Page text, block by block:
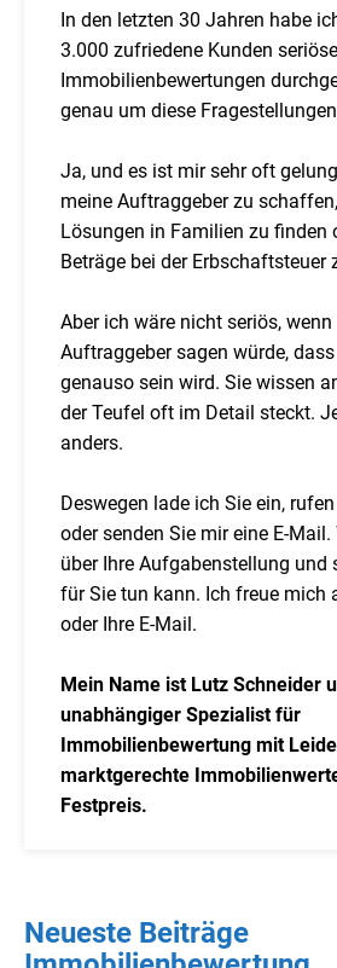
In den letzten 30 Jahren habe
3.000 zufriedene Kunden seriöse
Immobilienbewertungen
genau um diese
Ja, und es ist mir sehr oft
meine Auftraggeber zu
Lösungen in Familien zu finden
Beträge bei der Erbschaftsteuer
Aber ich wäre nicht seriös,
Auftraggeber sagen würde,
genauso sein wird. Sie wissen
der Teufel oft im Detail steckt.
anders.
Deswegen lade ich Sie ein,
oder senden Sie mir eine E-Mail.
über Ihre Aufgabenstellung und
für Sie tun kann. Ich freue mich
oder Ihre E-Mail.
Mein Name ist Lutz Schneider
unabhängiger Spezialist für
Immobilienbewertung mit
marktgerechte
Festpreis.
Neueste Beiträge